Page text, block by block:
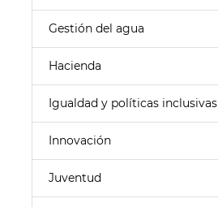
Gestión del agua
Hacienda
Igualdad y políticas inclusivas
Innovación
Juventud